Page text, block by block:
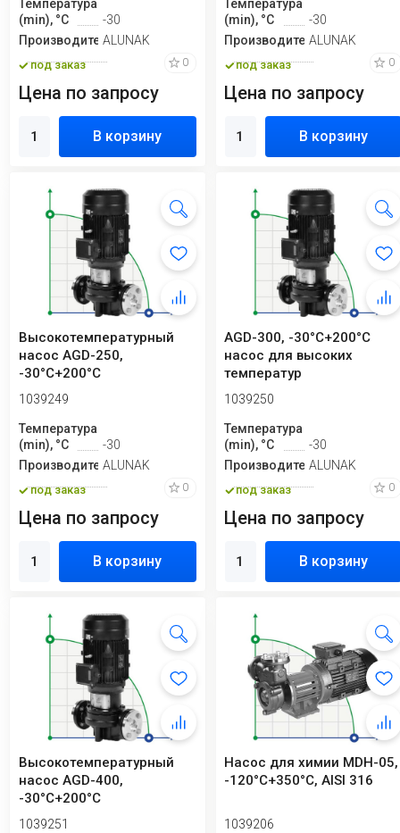
Температура
(min), °C
-30
ПроизводительALUNAK
под заказ 0
Цена по запросу
В корзину
Температура
(min), °C
-30
ПроизводительALUNAK
под заказ 0
Цена по запросу
В корзину
Высокотемпературный
насос AGD-250,
-30°C+200°C
вертикальный
1039249
Температура
(min), °C
-30
ПроизводительALUNAK
под заказ 0
Цена по запросу
В корзину
AGD-300, -30°C+200°C
насос для высоких
температур
1039250
Температура
(min), °C
-30
ПроизводительALUNAK
под заказ 0
Цена по запросу
В корзину
Высокотемпературный
насос AGD-400,
-30°C+200°C
вертикальный
1039251
Насос для химии MDH-05,
-120°C+350°C, AISI 316
1039206